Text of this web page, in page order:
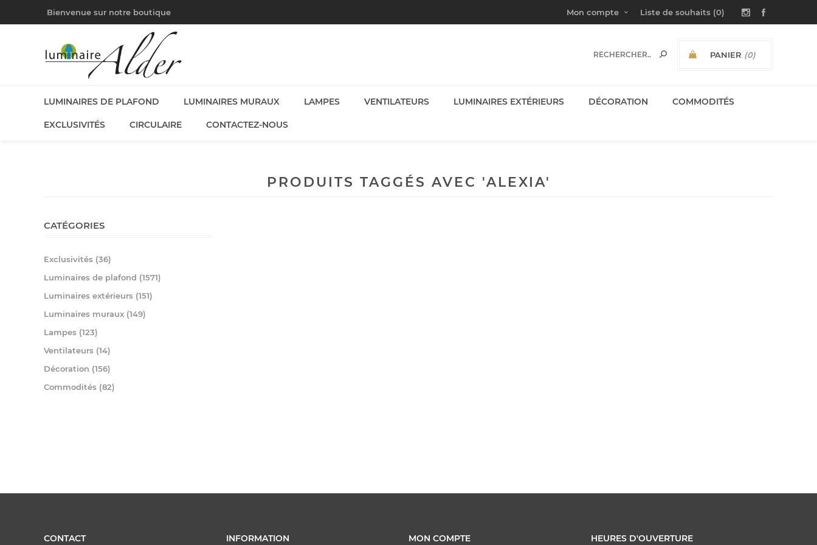
Bienvenue sur notre boutique Mon compte Liste de souhaits (0)
PANIER (0)
LUMINAIRES DE PLAFOND LUMINAIRES MURAUX LAMPES VENTILATEURS LUMINAIRES EXTÉRIEURS DÉCORATION COMMODITÉS
EXCLUSIVITÉS CIRCULAIRE CONTACTEZ-NOUS
PRODUITS TAGGÉS AVEC 'ALEXIA'
CATÉGORIES
Exclusivités (36)
Luminaires de plafond (1571)
Luminaires extérieurs (151)
Luminaires muraux (149)
Lampes (123)
Ventilateurs (14)
Décoration (156)
Commodités (82)
CONTACT INFORMATION MON COMPTE HEURES D'OUVERTURE